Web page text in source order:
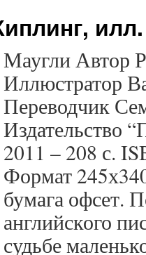
Маугли Автор
Иллюстратор
Переводчик
Издательство
2011 – 208 с.
Формат
бумага офсет.
английского
судьбе